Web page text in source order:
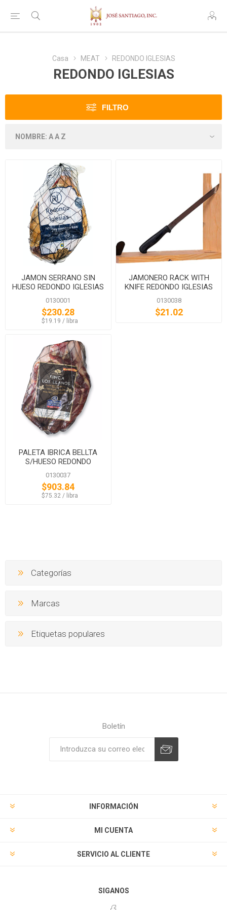
Casa MEAT REDONDO IGLESIAS
REDONDO IGLESIAS
FILTRO
JAMON SERRANO SIN
HUESO REDONDO IGLESIAS
0130001
$230.28
‏‏‎ ‎‏‏‎ ‎$19.19 / libra
JAMONERO RACK WITH
KNIFE REDONDO IGLESIAS
0130038
$21.02
PALETA IBRICA BELLTA
S/HUESO REDONDO
IGLESIAS
0130037
$903.84
‏‏‎ ‎‏‏‎ ‎$75.32 / libra
Categorías
Marcas
Etiquetas populares
Boletín
INFORMACIÓN
MI CUENTA
SERVICIO AL CLIENTE
SIGANOS